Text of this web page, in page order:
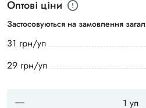
Оптові ціни
Застосовуються на замовлення
31 грн/уп
29 грн/уп